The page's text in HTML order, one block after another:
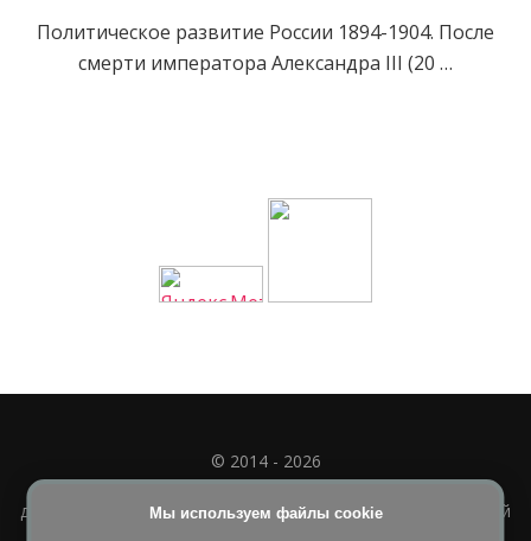
Политическое развитие России 1894-1904. После
смерти императора Александра III (20 …
Мы используем файлы cookie
© 2014 - 2026
Полное или частичное использование материала
допускается только при наличии активной и индексируемой